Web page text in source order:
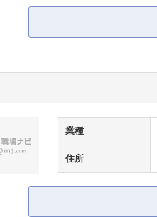
業種
住所